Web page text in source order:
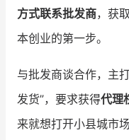
方式联系批发商，获
本创业的第一步。
与批发商谈合作，主
发货”，要求获得代理
来就想打开小县城市